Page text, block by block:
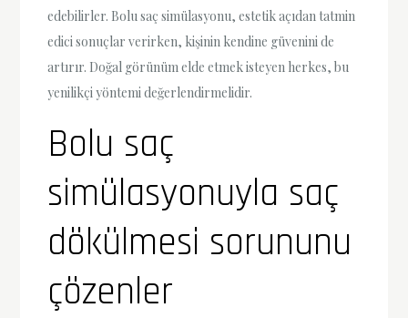
edebilirler. Bolu saç simülasyonu, estetik açıdan tatmin
edici sonuçlar verirken, kişinin kendine güvenini de
artırır. Doğal görünüm elde etmek isteyen herkes, bu
yenilikçi yöntemi değerlendirmelidir.
Bolu saç
simülasyonuyla saç
dökülmesi sorununu
çözenler